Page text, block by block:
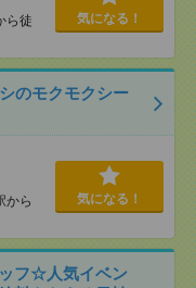
ら徒
気になる！
のモクモクシー
から
気になる！
フ☆人気イベン